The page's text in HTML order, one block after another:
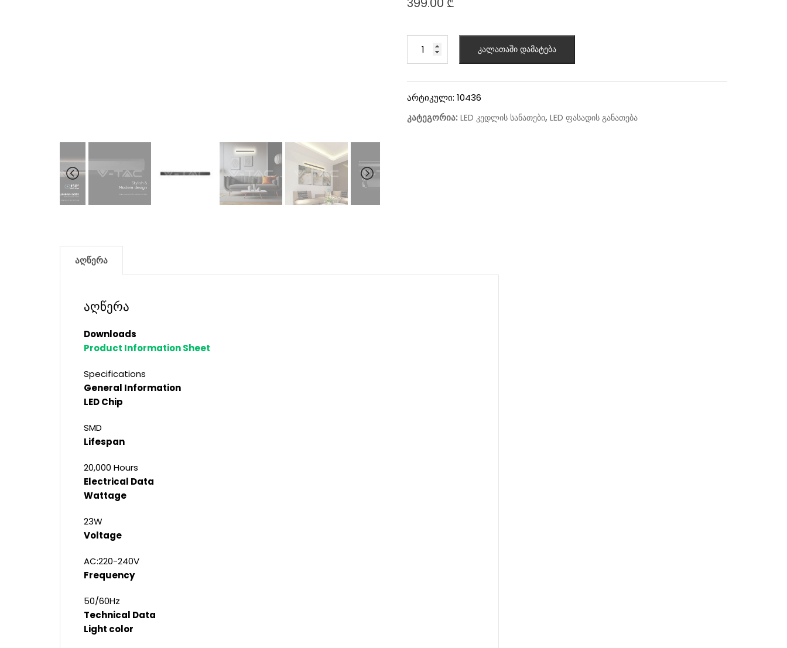
კალათაში დამატება
არტიკული: 10436
კატეგორია: LED კედლის სანათები, LED ფასადის განათება
აღწერა
აღწერა
Downloads
Product Information Sheet
Specifications
General Information
LED Chip
SMD
Lifespan
20,000 Hours
Electrical Data
Wattage
23W
Voltage
AC:220-240V
Frequency
50/60Hz
Technical Data
Light color